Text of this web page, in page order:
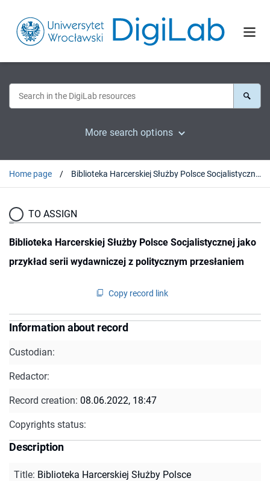
More search options
Home page Biblioteka Harcerskiej Służby Polsce Socjalistycznej jako przykład serii wydawniczej z politycznym przesłaniem
TO ASSIGN
Biblioteka Harcerskiej Służby Polsce Socjalistycznej jako
przykład serii wydawniczej z politycznym przesłaniem
Copy record link
Information about record
Custodian:
Redactor:
Record creation: 08.06.2022, 18:47
Copyrights status:
Description
Title: Biblioteka Harcerskiej Służby Polsce